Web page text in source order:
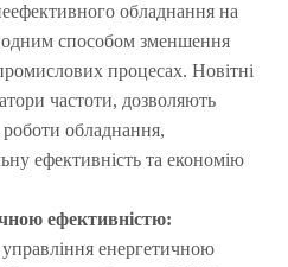
обладнання на
способом зменшення
процесах. Новітні
частоти, дозволяють
обладнання,
ефективність та економію
ефективністю:
енергетичною